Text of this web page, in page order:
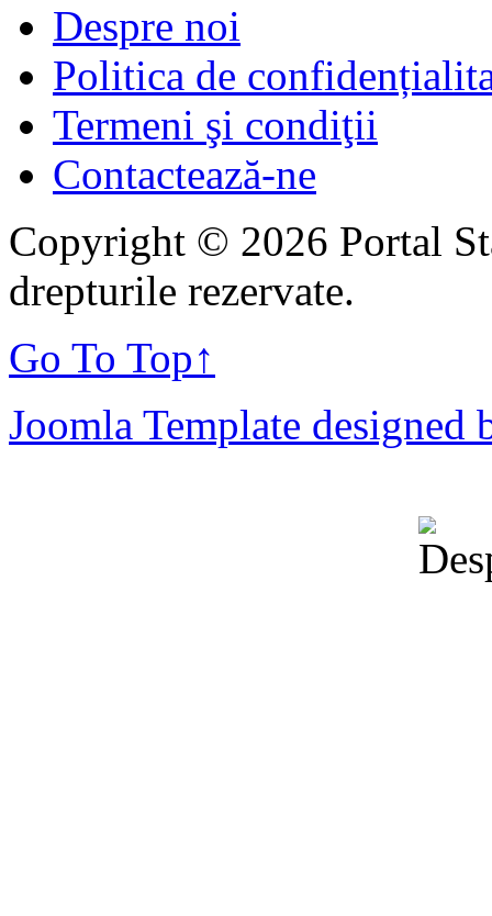
Despre noi
Politica de
Termeni şi condiţii
Contactează-ne
Copyright © 2026 Portal
drepturile rezervate.
Go To Top↑
Joomla Template designed